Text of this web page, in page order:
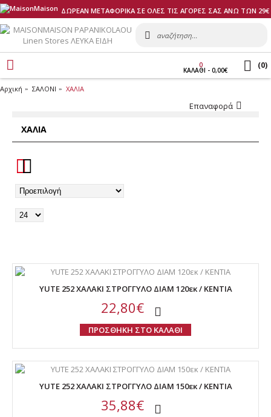
ΔΩΡΕΑΝ ΜΕΤΑΦΟΡΙΚΑ ΣΕ ΟΛΕΣ ΤΙΣ ΑΓΟΡΕΣ ΣΑΣ ΑΝΩ ΤΩΝ 29€
0
ΚΑΛΑΘI - 0,00€ (0)
Αρχική ΣΑΛΟΝΙ ΧΑΛΙΑ
Επαναφορά
ΧΑΛΙΑ
YUTE 252 ΧΑΛΑΚΙ ΣΤΡΟΓΓΥΛΟ ΔΙΑΜ 120εκ / KENTIA
22,80€
ΠΡΟΣΘΗΚΗ ΣΤΟ ΚΑΛΑΘΙ
YUTE 252 ΧΑΛΑΚΙ ΣΤΡΟΓΓΥΛΟ ΔΙΑΜ 150εκ / KENTIA
35,88€